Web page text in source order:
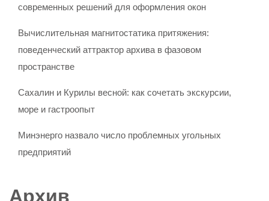
современных решений для оформления окон
Вычислительная магнитостатика притяжения:
поведенческий аттрактор архива в фазовом
пространстве
Сахалин и Курилы весной: как сочетать экскурсии,
море и гастроопыт
Минэнерго назвало число проблемных угольных
предприятий
Архив